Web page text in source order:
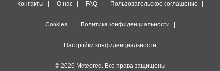
рекламы
Контакты О нас FAQ Пользовательское соглашение
Cookies Политика конфиденциальности
Настройки конфиденциальности
© 2026 Meteored. Все права защищены